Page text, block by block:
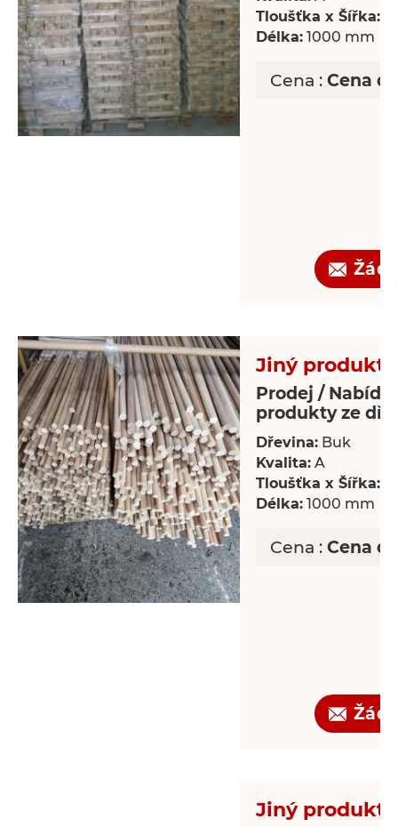
Tloušťka x Šířka:
Délka: 1000 mm
Cena : Cena
Jiný produkt
Prodej /
produkty ze
Dřevina: Buk
Kvalita: A
Tloušťka x Šířka:
Délka: 1000 mm
Cena : Cena
Jiný produkt